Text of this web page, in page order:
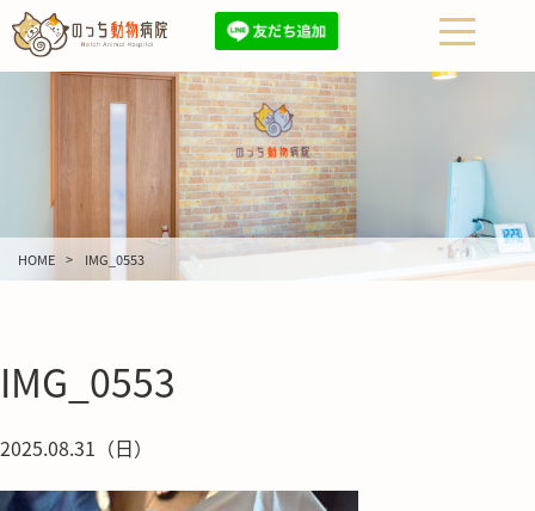
HOME IMG_0553
IMG_0553
2025.08.31（日）